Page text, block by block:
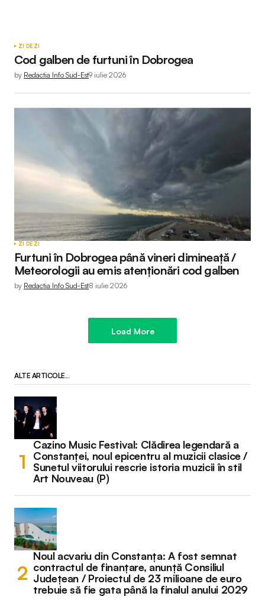
ZI DE ZI
Cod galben de furtuni în Dobrogea
by Redactia Info Sud-Est9 iulie 2026
ZI DE ZI
Furtuni în Dobrogea până vineri dimineață /
Meteorologii au emis atenționări cod galben
by Redactia Info Sud-Est8 iulie 2026
Load More
ALTE ARTICOLE...
Cazino Music Festival: Clădirea legendară a
Constanței, noul epicentru al muzicii clasice /
Sunetul viitorului rescrie istoria muzicii în stil
Art Nouveau (P)
Noul acvariu din Constanța: A fost semnat
contractul de finanțare, anunță Consiliul
Județean / Proiectul de 23 milioane de euro
trebuie să fie gata până la finalul anului 2029